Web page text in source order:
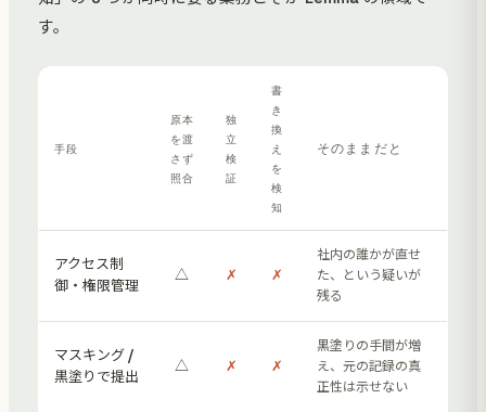
す。
手段
原本
を渡
さず
照合
独
立
検
証
書
き
換
え
を
検
知
そのままだと
アクセス制
御・権限管理
△ ✗ ✗
社内の誰かが直せ
た、という疑いが
残る
マスキング /
黒塗りで提出
△ ✗ ✗
黒塗りの手間が増
え、元の記録の真
正性は示せない